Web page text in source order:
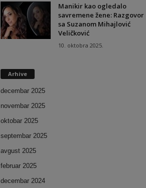
Manikir kao ogledalo
savremene žene: Razgovor
sa Suzanom Mihajlović
Veličković
10. oktobra 2025.
Arhive
decembar 2025
novembar 2025
oktobar 2025
septembar 2025
avgust 2025
februar 2025
decembar 2024